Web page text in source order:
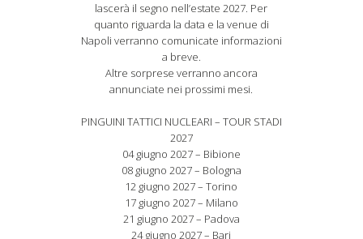
lascerà il segno nell’estate 2027. Per
quanto riguarda la data e la venue di
Napoli verranno comunicate informazioni
a breve.
Altre sorprese verranno ancora
annunciate nei prossimi mesi.
PINGUINI TATTICI NUCLEARI – TOUR STADI
2027
04 giugno 2027 – Bibione
08 giugno 2027 – Bologna
12 giugno 2027 – Torino
17 giugno 2027 – Milano
21 giugno 2027 – Padova
24 giugno 2027 – Bari